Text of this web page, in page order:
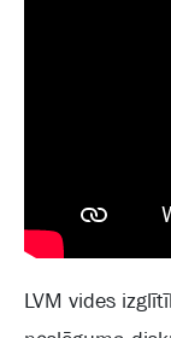
LVM vides